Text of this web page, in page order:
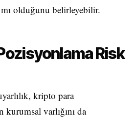
mı olduğunu belirleyebilir.
Risk
kripto para
kurumsal varlığını da